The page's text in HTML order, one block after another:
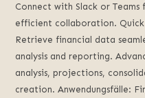
Connect with Slack or
efficient collaboration.
Retrieve financial data
analysis and reporting.
analysis, projections,
creation. Anwendungsfälle: